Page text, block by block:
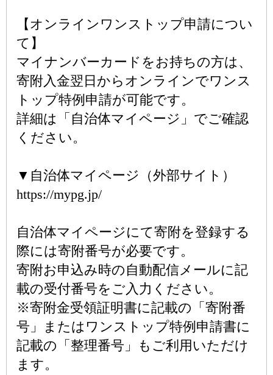
【オンラインワンストップ申請につい
て】
マイナンバーカードをお持ちの方は、
寄附入金翌日からオンラインでワンス
トップ特例申請が可能です。
詳細は「自治体マイページ」でご確認
ください。
▼自治体マイページ（外部サイト）
https://mypg.jp/
自治体マイページにて寄附を登録する
際には寄附番号が必要です。
寄附お申込み時の自動配信メールに記
載の受付番号をご入力ください。
※寄附金受領証明書に記載の「寄附番
号」またはワンストップ特例申請書に
記載の「整理番号」もご利用いただけ
ます。